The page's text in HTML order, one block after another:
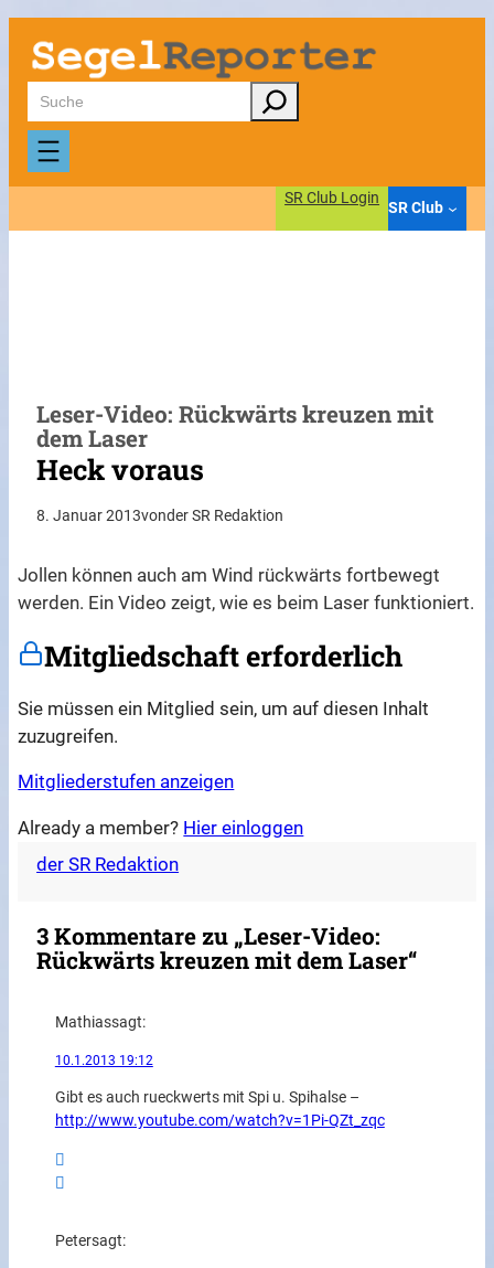
Zum
Inhalt
springen
Suchen
SR Club Login
SR Club
Leser-Video: Rückwärts kreuzen mit
dem Laser
Heck voraus
8. Januar 2013vonder SR Redaktion
Jollen können auch am Wind rückwärts fortbewegt
werden. Ein Video zeigt, wie es beim Laser funktioniert.
Mitgliedschaft erforderlich
Sie müssen ein Mitglied sein, um auf diesen Inhalt
zuzugreifen.
Mitgliederstufen anzeigen
Already a member? Hier einloggen
der SR Redaktion
3 Kommentare zu „Leser-Video:
Rückwärts kreuzen mit dem Laser“
Mathiassagt:
10.1.2013 19:12
Gibt es auch rueckwerts mit Spi u. Spihalse –
http://www.youtube.com/watch?v=1Pi-QZt_zqc
Petersagt: